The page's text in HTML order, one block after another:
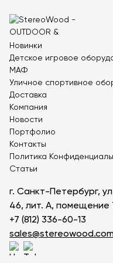
Футбольные ворота
Мобильные и
Показать все товары
О компании
Партнёрам
Новости
Портфолио
Статьи
Личный кабинет
Новинки
Детское игровое
МАФ
Уличное спортивное
Доставка
Компания
Новости
Портфолио
Контакты
Политика
Статьи
г. Санкт-Петербург,
46, лит. А, помещение
+7 (812) 336-60-13
sales@stereowood.com